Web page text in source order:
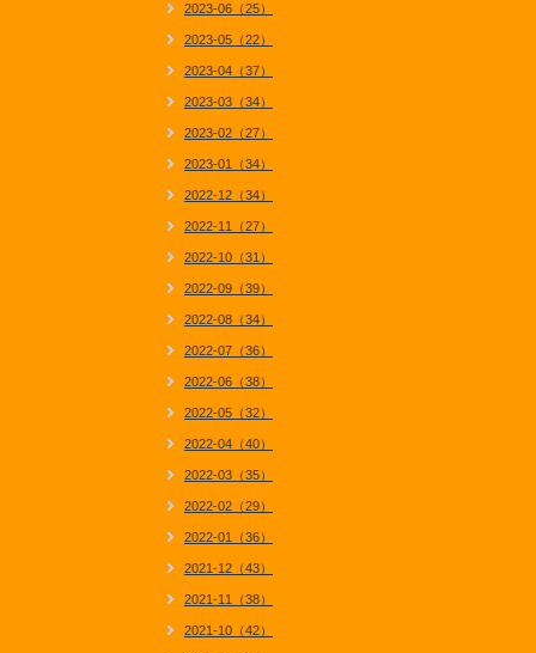
2023-06（25）
2023-05（22）
2023-04（37）
2023-03（34）
2023-02（27）
2023-01（34）
2022-12（34）
2022-11（27）
2022-10（31）
2022-09（39）
2022-08（34）
2022-07（36）
2022-06（38）
2022-05（32）
2022-04（40）
2022-03（35）
2022-02（29）
2022-01（36）
2021-12（43）
2021-11（38）
2021-10（42）